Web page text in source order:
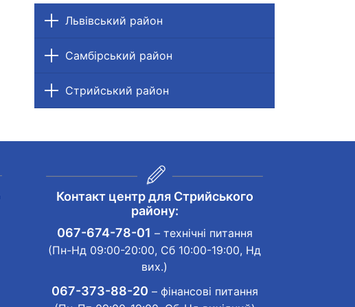
Львівський район
Самбірський район
Стрийський район
Контакт центр для Стрийського
району:
067-674-78-01 – технічні питання
(Пн-Нд 09:00-20:00, Сб 10:00-19:00, Нд
вих.)
067-373-88-20 – фінансові питання